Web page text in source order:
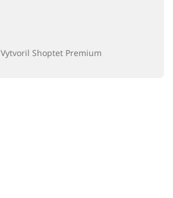
Vytvoril Shoptet Premium